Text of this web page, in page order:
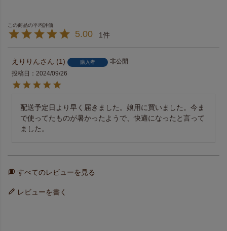
5.00 1
えりりん 1 購入者
非公開
投稿日
2024/09/26
配送予定日より早く届きました。娘用に買いました。今ま
で使ってたものが暑かったようで、快適になったと言って
ました。
すべてのレビューを見る
レビューを書く